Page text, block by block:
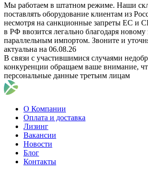
Мы работаем в штатном режиме. Наши
поставлять оборудование клиентам из
несмотря на санкционные запреты ЕС и
в РФ ввозится легально благодаря новому
параллельным импортом. Звоните и
актуальна на 06.08.26
В связи с участившимися случаями
конкуренции обращаем ваше внимание,
персональные данные третьим лицам
О Компании
Оплата и доставка
Лизинг
Вакансии
Новости
Блог
Контакты